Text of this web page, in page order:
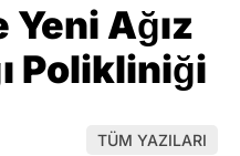
Yeni Ağız
Polikliniği
TÜM YAZILARI